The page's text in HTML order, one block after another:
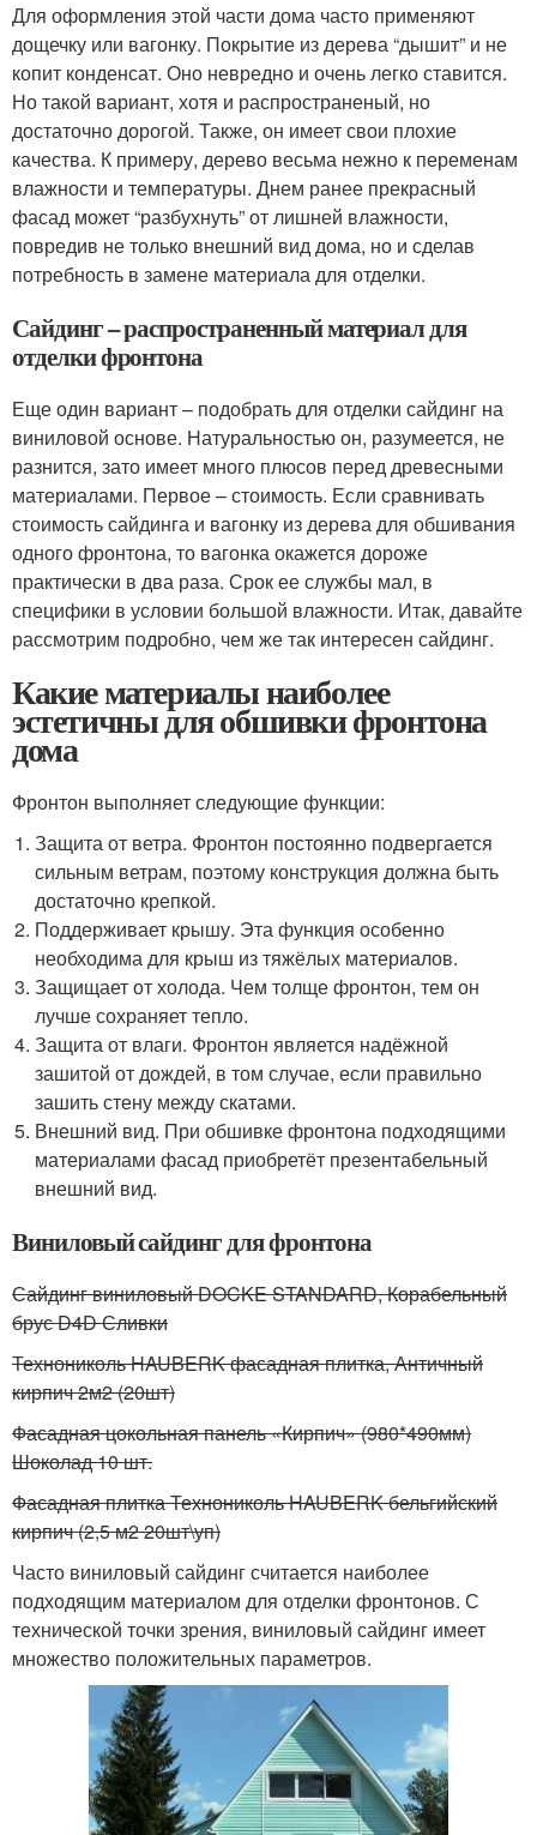
Для оформления этой части дома часто применяют
дощечку или вагонку. Покрытие из дерева “дышит” и не
копит конденсат. Оно невредно и очень легко ставится.
Но такой вариант, хотя и распространеный, но
достаточно дорогой. Также, он имеет свои плохие
качества. К примеру, дерево весьма нежно к переменам
влажности и температуры. Днем ранее прекрасный
фасад может “разбухнуть” от лишней влажности,
повредив не только внешний вид дома, но и сделав
потребность в замене материала для отделки.
Сайдинг – распространенный материал для
отделки фронтона
Еще один вариант – подобрать для отделки сайдинг на
виниловой основе. Натуральностью он, разумеется, не
разнится, зато имеет много плюсов перед древесными
материалами. Первое – стоимость. Если сравнивать
стоимость сайдинга и вагонку из дерева для обшивания
одного фронтона, то вагонка окажется дороже
практически в два раза. Срок ее службы мал, в
специфики в условии большой влажности. Итак, давайте
рассмотрим подробно, чем же так интересен сайдинг.
Какие материалы наиболее
эстетичны для обшивки фронтона
дома
Фронтон выполняет следующие функции:
Защита от ветра. Фронтон постоянно подвергается
сильным ветрам, поэтому конструкция должна быть
достаточно крепкой.
Поддерживает крышу. Эта функция особенно
необходима для крыш из тяжёлых материалов.
Защищает от холода. Чем толще фронтон, тем он
лучше сохраняет тепло.
Защита от влаги. Фронтон является надёжной
зашитой от дождей, в том случае, если правильно
зашить стену между скатами.
Внешний вид. При обшивке фронтона подходящими
материалами фасад приобретёт презентабельный
внешний вид.
Виниловый сайдинг для фронтона
Сайдинг виниловый DOCKE STANDARD, Корабельный
брус D4D Сливки
Технониколь HAUBERK фасадная плитка, Античный
кирпич 2м2 (20шт)
Фасадная цокольная панель «Кирпич» (980*490мм)
Шоколад 10 шт.
Фасадная плитка Технониколь HAUBERK бельгийский
кирпич (2,5 м2 20шт\уп)
Часто виниловый сайдинг считается наиболее
подходящим материалом для отделки фронтонов. С
технической точки зрения, виниловый сайдинг имеет
множество положительных параметров.